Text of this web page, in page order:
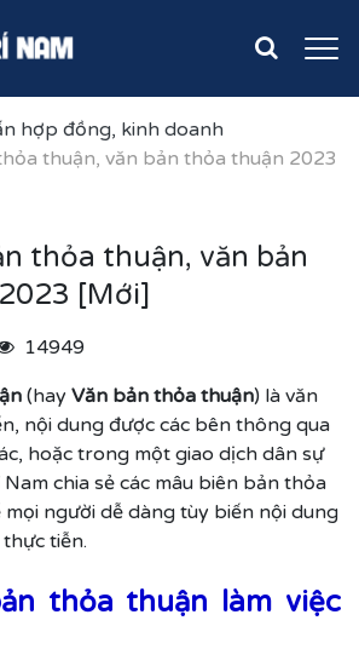
hợp đồng, kinh doanh
thuận, văn bản thỏa thuận 2023
thỏa thuận, văn bản
[Mới]
14949
(hay Văn bản thỏa thuận) là văn
nội dung được các bên thông qua
hoặc trong một giao dịch dân sự
chia sẻ các mâu biên bản thỏa
người dễ dàng tùy biến nội dung
tiễn.
thỏa thuận làm việc